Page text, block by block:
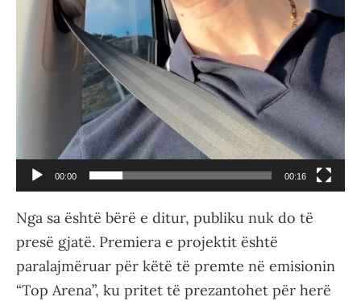
00:00 00:16
Nga sa është bërë e ditur, publiku nuk do të
presë gjatë. Premiera e projektit është
paralajmëruar për këtë të premte në emisionin
“Top Arena”, ku pritet të prezantohet për herë